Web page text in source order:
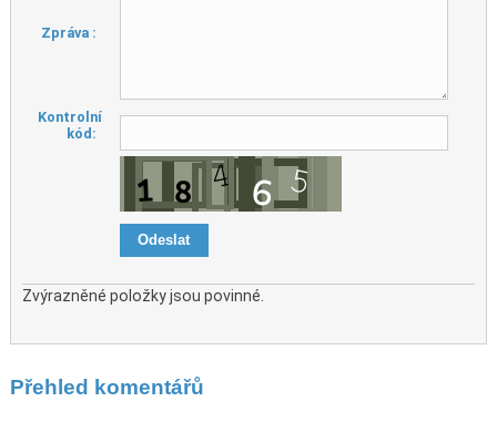
Zpráva :
Kontrolní
kód:
Zvýrazněné položky jsou povinné.
Přehled komentářů